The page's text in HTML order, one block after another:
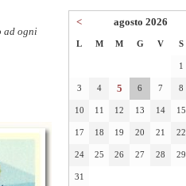
ad ogni
< agosto 2026
L M M G V S
1
3 4 5 6 7 8
10 11 12 13 14 15
17 18 19 20 21 22
24 25 26 27 28 29
31